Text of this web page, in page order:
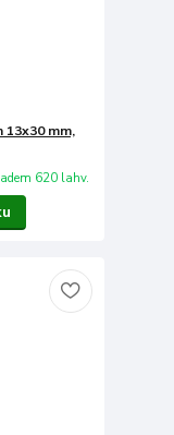
13x30 mm,
620 lahv.